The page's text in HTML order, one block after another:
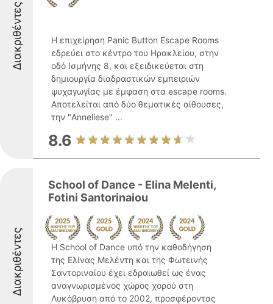
Διακριθέντες
Η επιχείρηση Panic Button Escape Rooms
εδρεύει στο κέντρο του Ηρακλείου, στην
οδό Ισμήνης 8, και εξειδικεύεται στη
δημιουργία διαδραστικών εμπειριών
ψυχαγωγίας με έμφαση στα escape rooms.
Αποτελείται από δύο θεματικές αίθουσες,
την "Anneliese" ...
8.6
Διακριθέντες
School of Dance - Elina Melenti,
Fotini Santorinaiou
Η School of Dance υπό την καθοδήγηση
της Ελίνας Μελέντη και της Φωτεινής
Σαντοριναίου έχει εδραιωθεί ως ένας
αναγνωρισμένος χώρος χορού στη
Λυκόβρυση από το 2002, προσφέροντας